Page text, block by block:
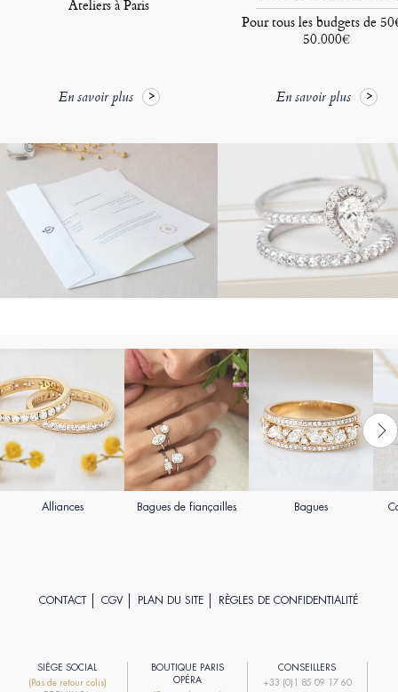
Ateliers à Paris
En savoir plus
Pour tous les budgets de
50.000€
En savoir plus
Alliances Bagues de fiançailles Bagues
CONTACT CGV PLAN DU SITE RÈGLES DE CONFIDENTIALITÉ
SIÈGE SOCIAL
(Pas de retour colis)
BOUTIQUE PARIS
OPÉRA
CONSEILLERS
+33 (0)1 85 09 17 60